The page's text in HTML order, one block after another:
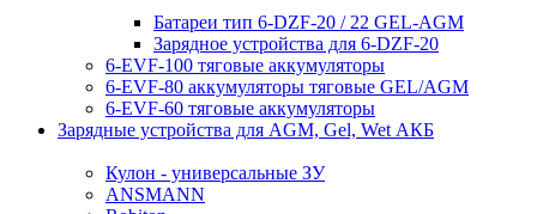
Батареи тип 6-DZF-20 / 22 GEL-AGM
Зарядное устройства для 6-DZF-20
6-EVF-100 тяговые аккумуляторы
6-EVF-80 аккумуляторы тяговые GEL/AGM
6-EVF-60 тяговые аккумуляторы
Зарядные устройства для AGM, Gel, Wet АКБ
Кулон - универсальные ЗУ
ANSMANN